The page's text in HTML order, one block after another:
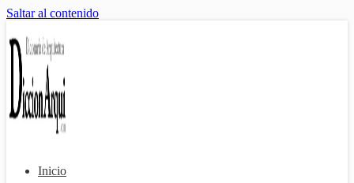
Saltar al contenido
Inicio